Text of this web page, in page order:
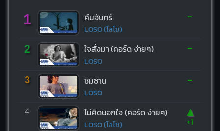
1 คืนจันทร์
LOSO (โลโซ)
-
2 ใจสั่งมา (คอร์ด ง่ายๆ)
LOSO
-
3 ซมซาน
LOSO
-
4 ไม่คิดนอกใจ (คอร์ด ง่ายๆ)
LOSO (โลโซ)
▲
+1